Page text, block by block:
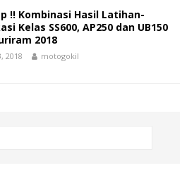
!! Kombinasi Hasil Latihan-
Kelas SS600, AP250 dan UB150
2018
2018 motogokil